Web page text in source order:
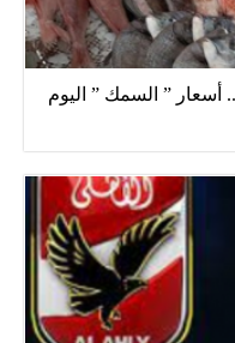
أسعار ” السمك ” اليوم